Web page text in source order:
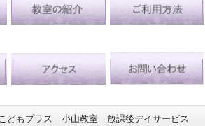
もプラス 小山教室 放課後デイサービス